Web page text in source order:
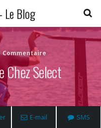
Le Blog
Commentaire
Chez Select
E-mail SMS